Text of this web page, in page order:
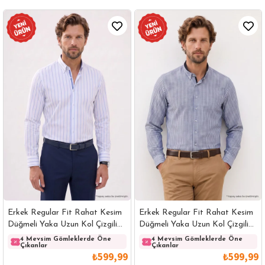
Erkek Regular Fit Rahat Kesim
Düğmeli Yaka Uzun Kol Çizgili
Pamuklu Beyaz Gömlek
4 Mevsim Gömleklerde Öne
Çıkanlar
₺599,99
Erkek Regular Fit Rahat Kesim
Düğmeli Yaka Uzun Kol Çizgili
Pamuklu Lacivert Gömlek
4 Mevsim Gömleklerde Öne
Çıkanlar
₺599,99